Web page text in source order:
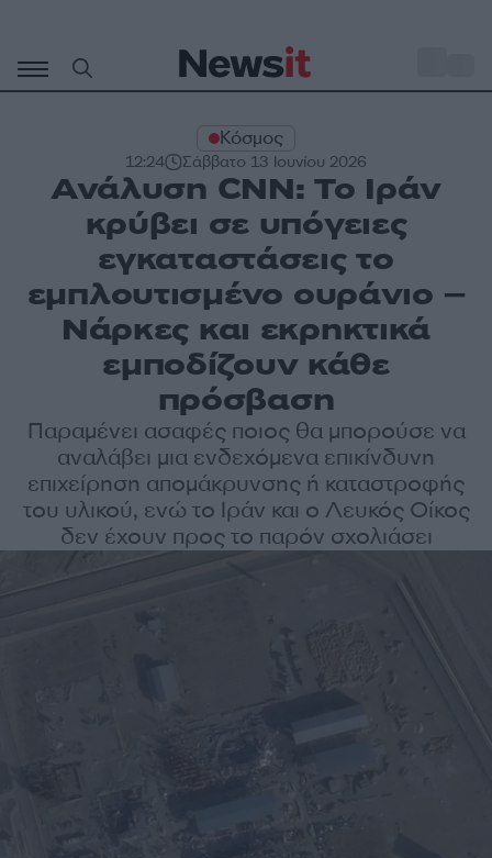
περιεχόμενο
Κόσμος
12:24 Σάββατο 13 Ιουνίου 2026
Ανάλυση CNN: Το Ιράν
κρύβει σε υπόγειες
εγκαταστάσεις το
εμπλουτισμένο ουράνιο –
Νάρκες και εκρηκτικά
εμποδίζουν κάθε
πρόσβαση
Παραμένει ασαφές ποιος θα μπορούσε να
αναλάβει μια ενδεχόμενα επικίνδυνη
επιχείρηση απομάκρυνσης ή καταστροφής
του υλικού, ενώ το Ιράν και ο Λευκός Οίκος
δεν έχουν προς το παρόν σχολιάσει